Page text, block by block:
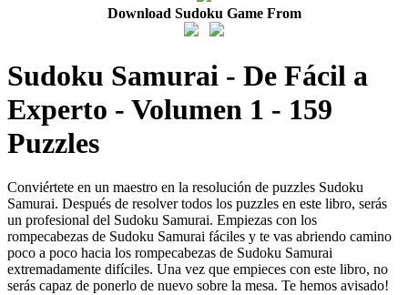
Download Sudoku Game From
Sudoku Samurai - De Fácil a
Experto - Volumen 1 - 159
Puzzles
Conviértete en un maestro en la resolución de puzzles Sudoku
Samurai. Después de resolver todos los puzzles en este libro, serás
un profesional del Sudoku Samurai. Empiezas con los
rompecabezas de Sudoku Samurai fáciles y te vas abriendo camino
poco a poco hacia los rompecabezas de Sudoku Samurai
extremadamente difíciles. Una vez que empieces con este libro, no
serás capaz de ponerlo de nuevo sobre la mesa. Te hemos avisado!